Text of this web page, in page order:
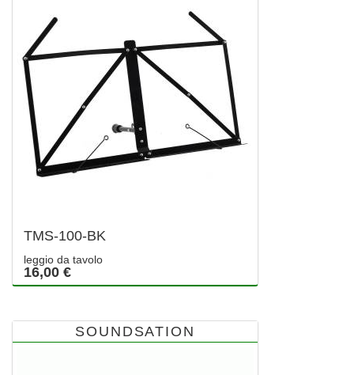
TMS-100-BK
leggio da tavolo
16,00 €
SOUNDSATION